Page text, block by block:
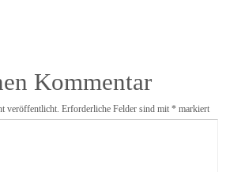
Kommentar
veröffentlicht. Erforderliche Felder sind mit * markiert